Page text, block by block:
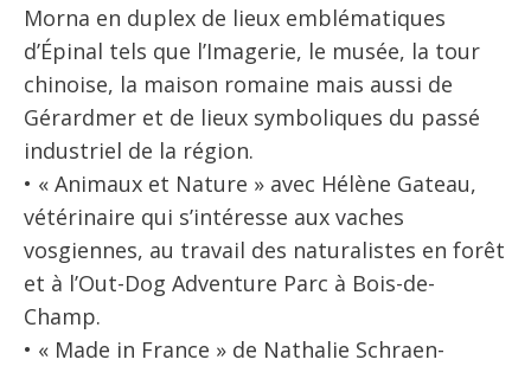
Morna en duplex de lieux emblématiques
d’Épinal tels que l’Imagerie, le musée, la tour
chinoise, la maison romaine mais aussi de
Gérardmer et de lieux symboliques du passé
industriel de la région.
• « Animaux et Nature » avec Hélène Gateau,
vétérinaire qui s’intéresse aux vaches
vosgiennes, au travail des naturalistes en forêt
et à l’Out-Dog Adventure Parc à Bois-de-
Champ.
• « Made in France » de Nathalie Schraen-